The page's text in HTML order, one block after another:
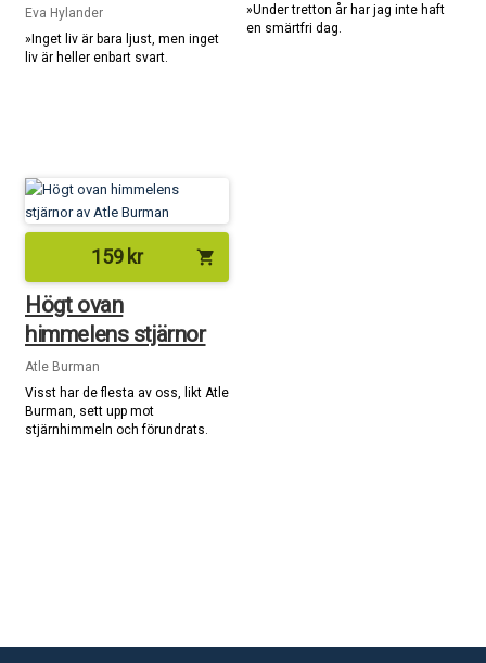
Eva Hylander
»Inget liv är bara ljust, men inget
liv är heller enbart svart.
»Under tretton år har jag inte haft
en smärtfri dag.
159kr shopping_cart
Högt ovan
himmelens stjärnor
Atle Burman
Visst har de flesta av oss, likt Atle
Burman, sett upp mot
stjärnhimmeln och förundrats.